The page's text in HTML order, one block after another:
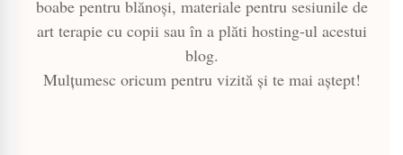
boabe pentru blănoși, materiale pentru sesiunile de
art terapie cu copii sau în a plăti hosting-ul acestui
blog.
Mulțumesc oricum pentru vizită și te mai aștept!